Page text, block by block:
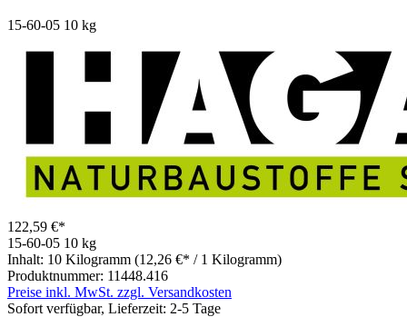
15-60-05 10 kg
122,59 €*
15-60-05 10 kg
Inhalt: 10 Kilogramm (12,26 €* / 1 Kilogramm)
Produktnummer: 11448.416
Preise inkl. MwSt. zzgl. Versandkosten
Sofort verfügbar, Lieferzeit: 2-5 Tage